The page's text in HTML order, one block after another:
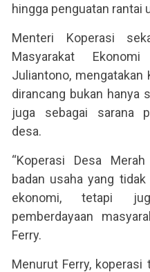
hingga penguatan rantai
Menteri Koperasi
Masyarakat
Juliantono, mengatakan
dirancang bukan hanya
juga sebagai sarana
desa.
“Koperasi Desa
badan usaha yang
ekonomi, tetapi
pemberdayaan
Ferry.
Menurut Ferry, koperasi